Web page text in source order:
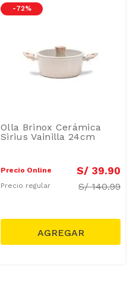
-72 %
Olla Brinox Cerámica
Sirius Vainilla 24cm
Precio Online S/ 39.90
Precio regular S/140.99